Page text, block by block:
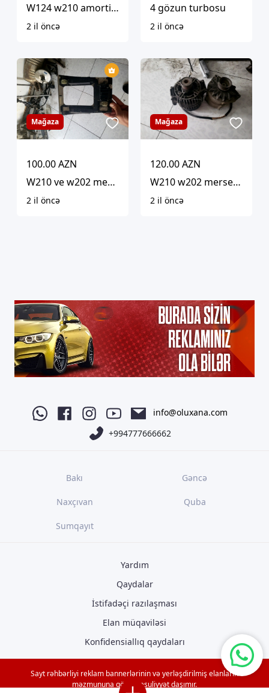
W124 w210 amortizator
2 il öncə
4 gözun turbosu
2 il öncə
Mağaza
100.00 AZN
W210 ve w202 mersedesin salon mebeli
2 il öncə
Mağaza
120.00 AZN
W210 w202 mersedesin dinamosu
2 il öncə
info@oluxana.com
+994777666662
Bakı Gəncə
Naxçıvan Quba
Sumqayıt
Yardım
Qaydalar
İstifadəçi razılaşması
Elan müqaviləsi
Konfidensiallıq qaydaları
Sayt rəhbərliyi reklam bannerlərinin və yerləşdirilmiş elanların
məzmununa görə məsuliyyət daşımır.